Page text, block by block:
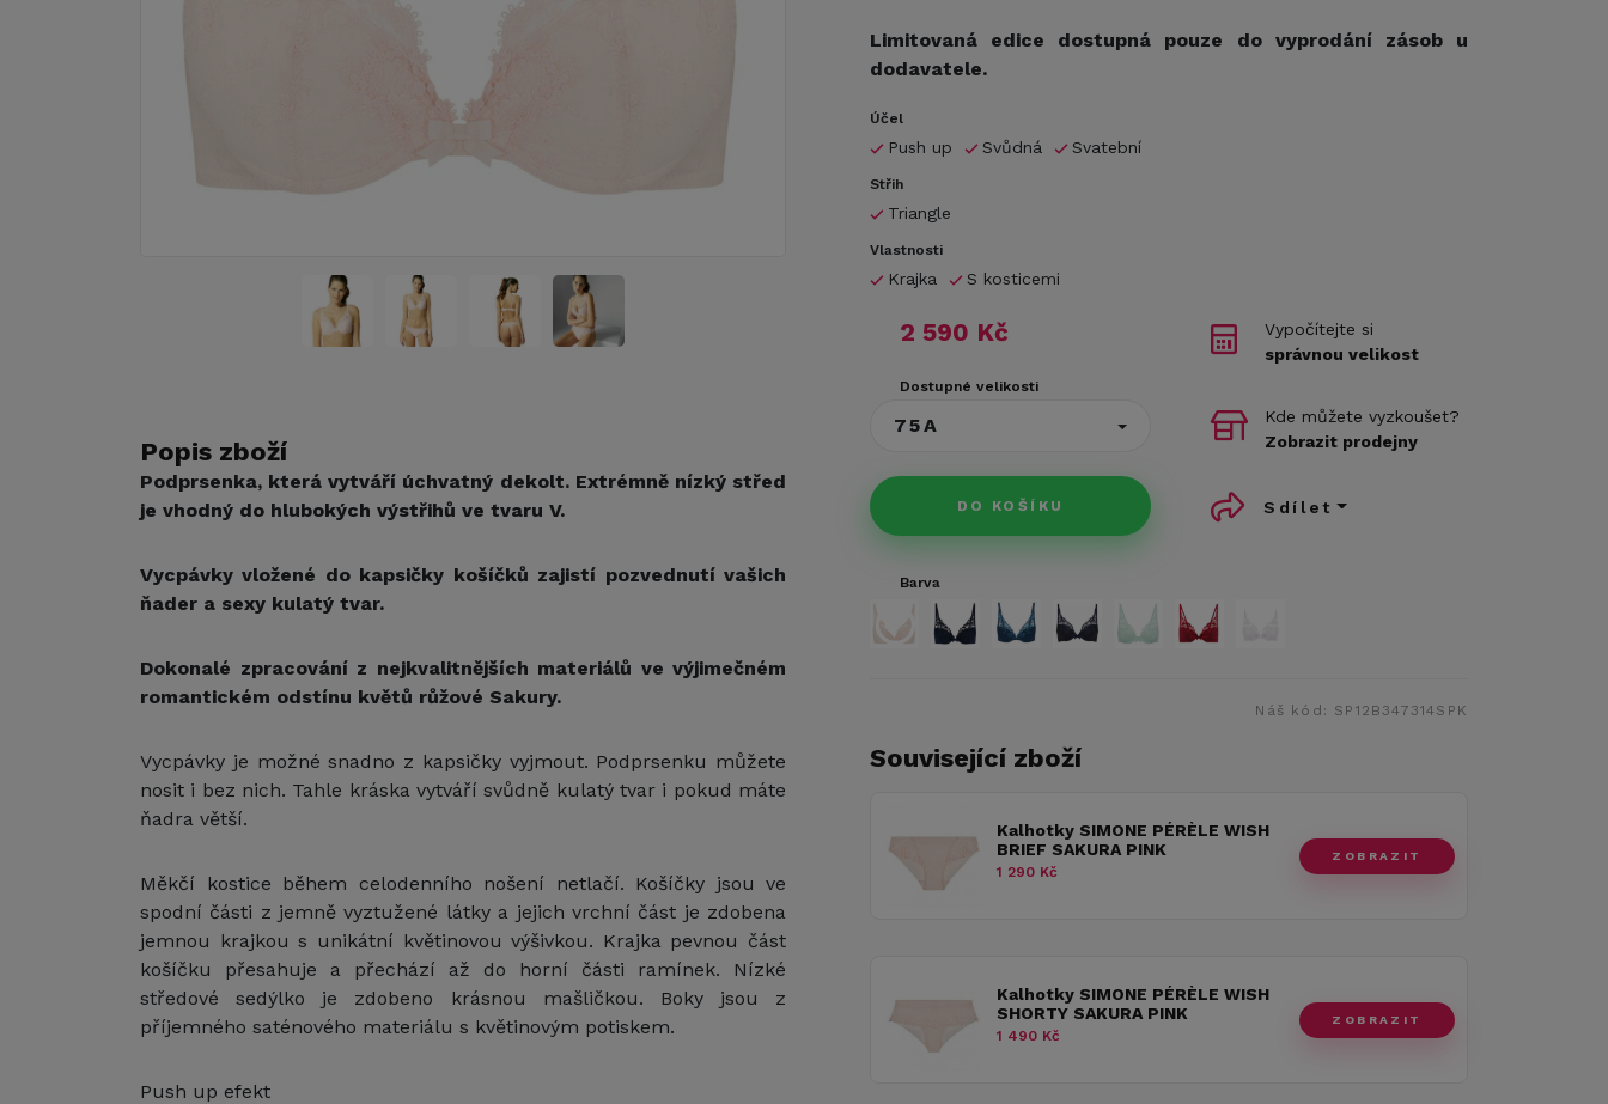
Popis zboží
Podprsenka, která vytváří úchvatný dekolt. Extrémně nízký střed
je vhodný do hlubokých výstřihů ve tvaru V.
Vycpávky vložené do kapsičky košíčků zajistí pozvednutí vašich
ňader a sexy kulatý tvar.
Dokonalé zpracování z nejkvalitnějších materiálů ve výjimečném
romantickém odstínu květů růžové Sakury.
Vycpávky je možné snadno z kapsičky vyjmout. Podprsenku můžete
nosit i bez nich. Tahle kráska vytváří svůdně kulatý tvar i pokud máte
ňadra větší.
Měkčí kostice během celodenního nošení netlačí. Košíčky jsou ve
spodní části z jemně vyztužené látky a jejich vrchní část je zdobena
jemnou krajkou s unikátní květinovou výšivkou. Krajka pevnou část
košíčku přesahuje a přechází až do horní části ramínek. Nízké
středové sedýlko je zdobeno krásnou mašličkou. Boky jsou z
příjemného saténového materiálu s květinovým potiskem.
Push up efekt
Limitovaná edice dostupná pouze do vyprodání zásob u
dodavatele.
Účel
Push up Svůdná Svatební
Střih
Triangle
Vlastnosti
Krajka S kosticemi
2 590 Kč
Dostupné velikosti
75A
DO KOŠÍKU
Vypočítejte si
správnou velikost
Kde můžete vyzkoušet?
Zobrazit prodejny
Sdílet
Barva
Náš kód: SP12B347314SPK
Související zboží
Kalhotky SIMONE PÉRÈLE WISH
BRIEF SAKURA PINK
1 290 Kč
ZOBRAZIT
Kalhotky SIMONE PÉRÈLE WISH
SHORTY SAKURA PINK
1 490 Kč
ZOBRAZIT